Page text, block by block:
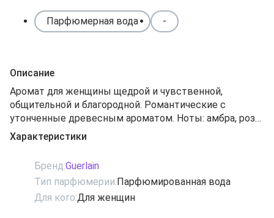
Парфюмерная вода -
Описание
Аромат для женщины щедрой и чувственной,
общительной и благородной. Романтические с
утонченные древесным ароматом. Ноты: амбра, роза,
ирис, фиалка, ваниль и сандаловое дерево. Для
романтической встречи. Созданы Guerlain в 1989 году
Характеристики
Бренд:Guerlain
Тип парфюмерии:Парфюмированная вода
Для кого:Для женщин